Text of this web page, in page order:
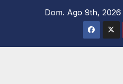
Dom. Ago 9th, 2026